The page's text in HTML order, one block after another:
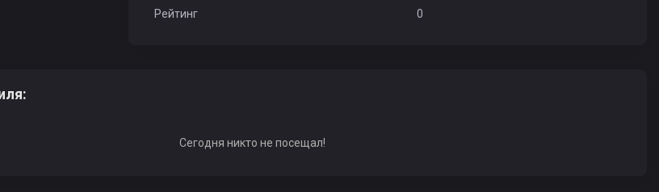
Рейтинг 0
Сегодня никто не посещал!